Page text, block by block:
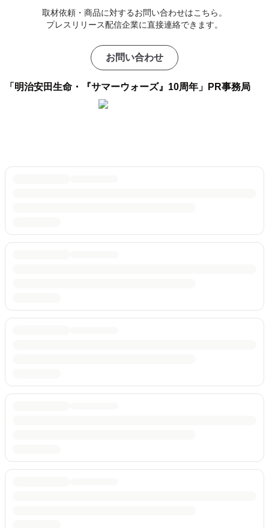
取材依頼・商品に対するお問い合わせはこちら。
プレスリリース配信企業に直接連絡できます。
お問い合わせ
「明治安田生命・『サマーウォーズ』10周年」PR事務局